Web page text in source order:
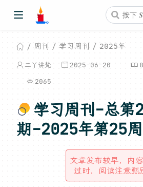
周刊 学习周刊 2025年
二丫讲梵 2025-06-20
2065
学习周刊-总第
期-2025年第25周
文章发布较早，内
过时，阅读注意甄